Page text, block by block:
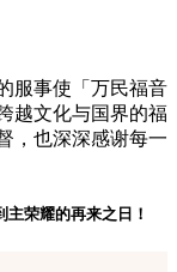
服事使「万民福音
越文化与国界的福
，也深深感谢每一
荣耀的再来之日！